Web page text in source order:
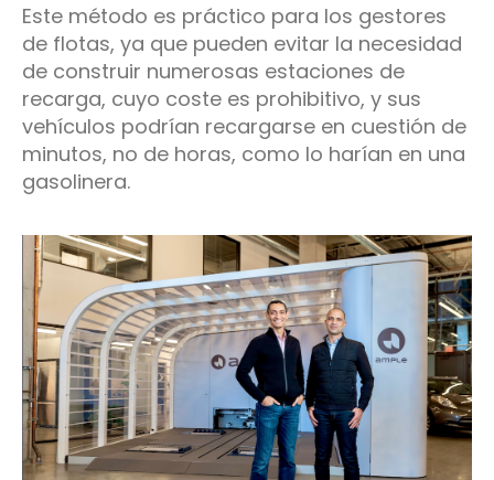
Este método es práctico para los gestores
de flotas, ya que pueden evitar la necesidad
de construir numerosas estaciones de
recarga, cuyo coste es prohibitivo, y sus
vehículos podrían recargarse en cuestión de
minutos, no de horas, como lo harían en una
gasolinera.